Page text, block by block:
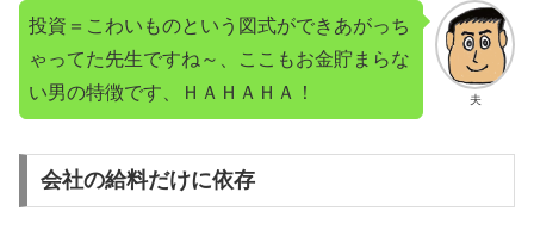
夫
投資＝こわいものという図式ができあがっち
ゃってた先生ですね～、ここもお金貯まらな
い男の特徴です、ＨＡＨＡＨＡ！
会社の給料だけに依存